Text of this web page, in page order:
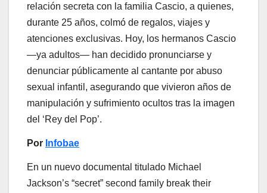
relación secreta con la familia Cascio, a quienes,
durante 25 años, colmó de regalos, viajes y
atenciones exclusivas. Hoy, los hermanos Cascio
—ya adultos— han decidido pronunciarse y
denunciar públicamente al cantante por abuso
sexual infantil, asegurando que vivieron años de
manipulación y sufrimiento ocultos tras la imagen
del ‘Rey del Pop’.
Por Infobae
En un nuevo documental titulado Michael
Jackson’s “secret” second family break their